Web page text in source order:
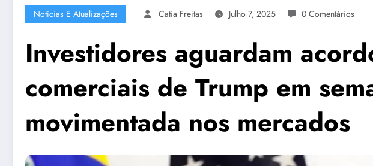
Notícias E Atualizações Catia Freitas Julho 7, 2025 0 Comentários
Investidores aguardam
comerciais de Trump em
movimentada nos mercados